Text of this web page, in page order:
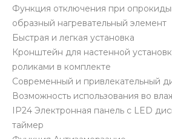
Функция отключения при
образный нагревательный элемент
Быстрая и легкая установка
Кронштейн для настенной
роликами в комплекте
Современный и привлекательный
Возможность использования во
IP24 Электронная панель с LED
таймер